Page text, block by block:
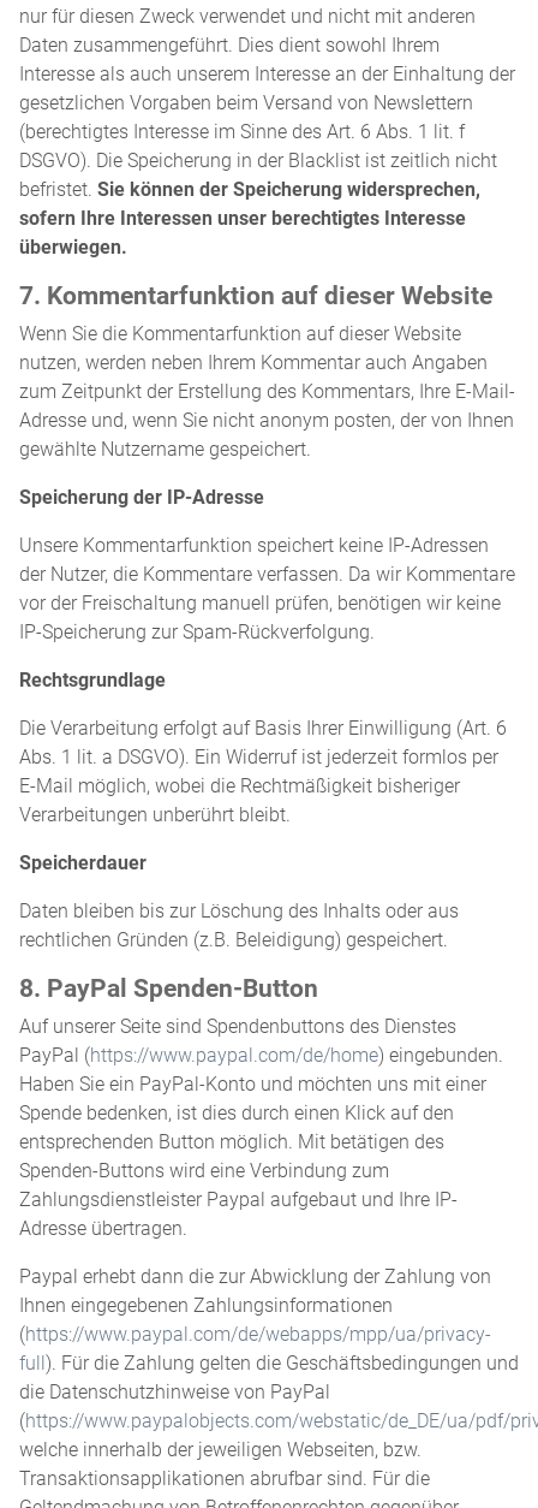
nur für diesen Zweck verwendet und nicht mit anderen
Daten zusammengeführt. Dies dient sowohl Ihrem
Interesse als auch unserem Interesse an der Einhaltung der
gesetzlichen Vorgaben beim Versand von Newslettern
(berechtigtes Interesse im Sinne des Art. 6 Abs. 1 lit. f
DSGVO). Die Speicherung in der Blacklist ist zeitlich nicht
befristet. Sie können der Speicherung widersprechen,
sofern Ihre Interessen unser berechtigtes Interesse
überwiegen.
7. Kommentarfunktion auf dieser Website
Wenn Sie die Kommentarfunktion auf dieser Website
nutzen, werden neben Ihrem Kommentar auch Angaben
zum Zeitpunkt der Erstellung des Kommentars, Ihre E-Mail-
Adresse und, wenn Sie nicht anonym posten, der von Ihnen
gewählte Nutzername gespeichert.
Speicherung der IP-Adresse
Unsere Kommentarfunktion speichert keine IP-Adressen
der Nutzer, die Kommentare verfassen. Da wir Kommentare
vor der Freischaltung manuell prüfen, benötigen wir keine
IP-Speicherung zur Spam-Rückverfolgung.
Rechtsgrundlage
Die Verarbeitung erfolgt auf Basis Ihrer Einwilligung (Art. 6
Abs. 1 lit. a DSGVO). Ein Widerruf ist jederzeit formlos per
E-Mail möglich, wobei die Rechtmäßigkeit bisheriger
Verarbeitungen unberührt bleibt.
Speicherdauer
Daten bleiben bis zur Löschung des Inhalts oder aus
rechtlichen Gründen (z.B. Beleidigung) gespeichert.
8. PayPal Spenden-Button
Auf unserer Seite sind Spendenbuttons des Dienstes
PayPal (https://www.paypal.com/de/home) eingebunden.
Haben Sie ein PayPal-Konto und möchten uns mit einer
Spende bedenken, ist dies durch einen Klick auf den
entsprechenden Button möglich. Mit betätigen des
Spenden-Buttons wird eine Verbindung zum
Zahlungsdienstleister Paypal aufgebaut und Ihre IP-
Adresse übertragen.
Paypal erhebt dann die zur Abwicklung der Zahlung von
Ihnen eingegebenen Zahlungsinformationen
(https://www.paypal.com/de/webapps/mpp/ua/privacy-
full). Für die Zahlung gelten die Geschäftsbedingungen und
die Datenschutzhinweise von PayPal
(https://www.paypalobjects.com/webstatic/de_DE/ua/pdf/
welche innerhalb der jeweiligen Webseiten, bzw.
Transaktionsapplikationen abrufbar sind. Für die